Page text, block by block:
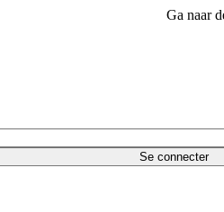
Ga naar
Se connecter